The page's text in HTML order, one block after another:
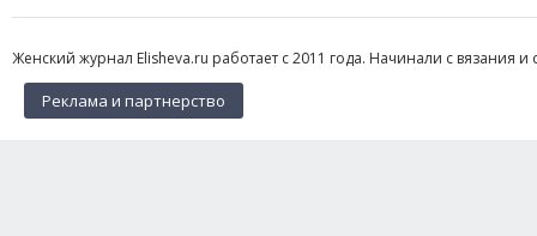
Женский журнал Elisheva.ru работает с 2011 года. Начинали с вязания
Реклама и партнерство